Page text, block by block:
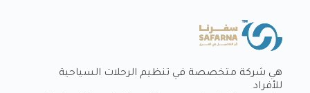
هي شركة متخصصة في تنظيم الرحلات السياحية
للأفراد